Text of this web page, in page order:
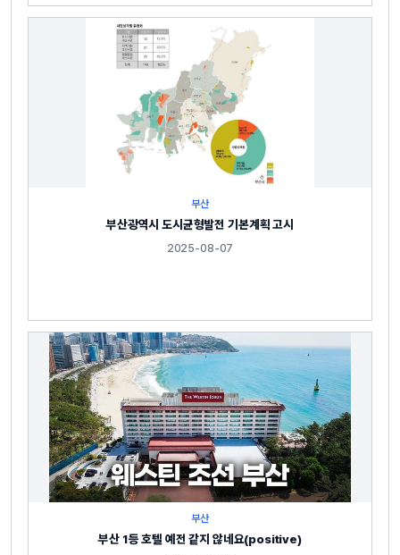
부산
부산광역시 도시균형발전 기본계획 고시
2025-08-07
부산
부산 1등 호텔 예전 같지 않네요(positive)